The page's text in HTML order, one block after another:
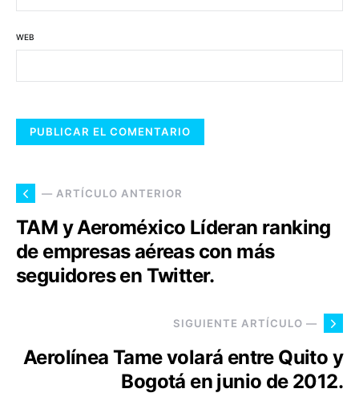
WEB
— ARTÍCULO ANTERIOR
TAM y Aeroméxico Líderan ranking
de empresas aéreas con más
seguidores en Twitter.
SIGUIENTE ARTÍCULO —
Aerolínea Tame volará entre Quito y
Bogotá en junio de 2012.